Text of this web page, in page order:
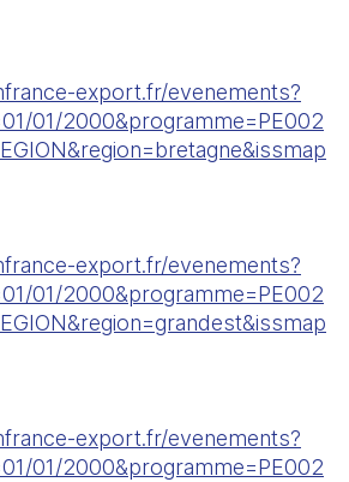
export.fr/evenements?
01/2000&programme=PE002
export.fr/evenements?
01/2000&programme=PE002
export.fr/evenements?
01/2000&programme=PE002